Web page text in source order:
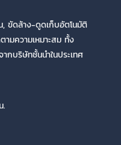
ขัดล้าง-ดูดเก็บอัตโนมัติ
มความเหมาะสม ทั้ง
กบริษัทชั้นนำในประเทศ
.